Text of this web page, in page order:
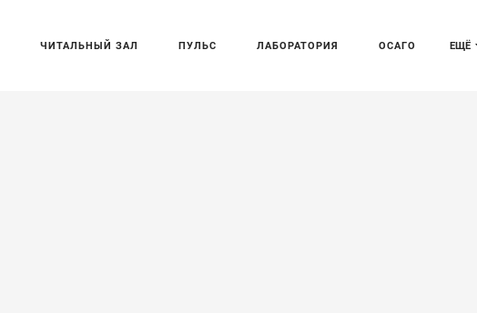
ЕЩЁ
ЧИТАЛЬНЫЙ ЗАЛ ПУЛЬС ЛАБОРАТОРИЯ ОСАГО